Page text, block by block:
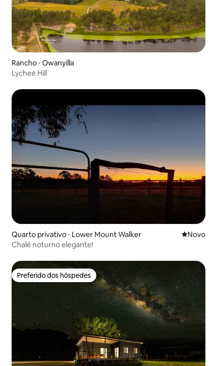
Rancho ⋅ Owanyilla
Lychee Hill
Quarto privativo ⋅ Lower Mount Walker Novo
Novo
Chalé noturno elegante!
Preferido dos hóspedes
Preferido dos hóspedes